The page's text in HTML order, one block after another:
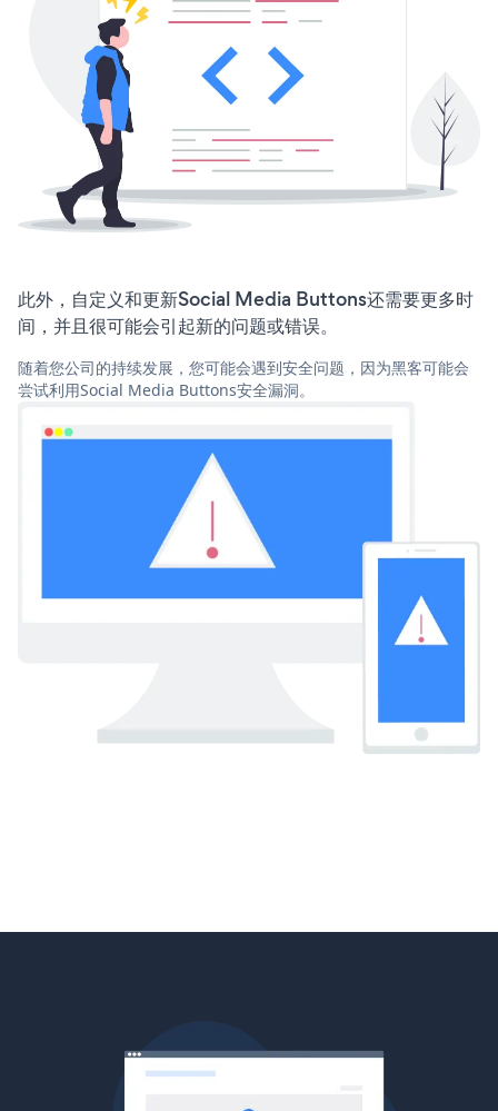
此外，自定义和更新Social Media Buttons还需要更多时
间，并且很可能会引起新的问题或错误。
随着您公司的持续发展，您可能会遇到安全问题，因为黑客可能会
尝试利用Social Media Buttons安全漏洞。